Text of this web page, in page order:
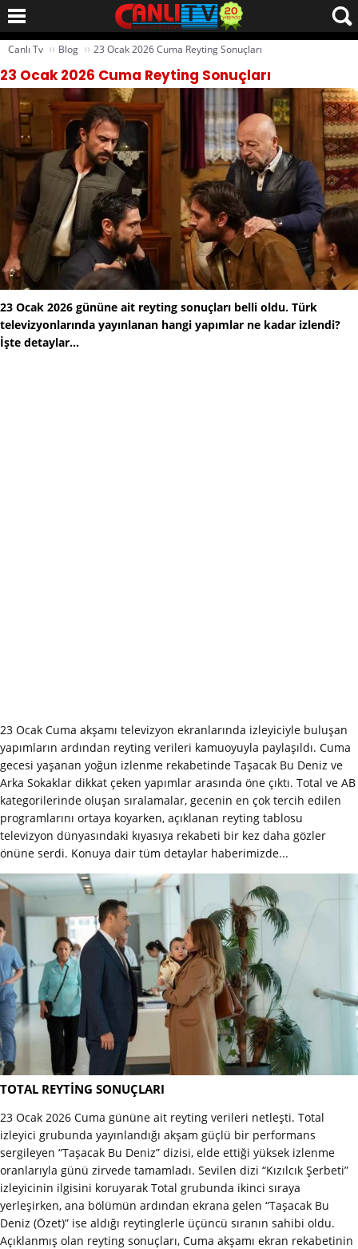
Canlı Tv ›› Blog ›› 23 Ocak 2026 Cuma Reyting Sonuçları
23 Ocak 2026 Cuma Reyting Sonuçları
23 Ocak 2026 gününe ait reyting sonuçları belli oldu. Türk
televizyonlarında yayınlanan hangi yapımlar ne kadar izlendi?
İşte detaylar...
23 Ocak Cuma akşamı televizyon ekranlarında izleyiciyle buluşan
yapımların ardından reyting verileri kamuoyuyla paylaşıldı. Cuma
gecesi yaşanan yoğun izlenme rekabetinde Taşacak Bu Deniz ve
Arka Sokaklar dikkat çeken yapımlar arasında öne çıktı. Total ve AB
kategorilerinde oluşan sıralamalar, gecenin en çok tercih edilen
programlarını ortaya koyarken, açıklanan reyting tablosu
televizyon dünyasındaki kıyasıya rekabeti bir kez daha gözler
önüne serdi. Konuya dair tüm detaylar haberimizde...
TOTAL REYTİNG SONUÇLARI
23 Ocak 2026 Cuma gününe ait reyting verileri netleşti. Total
izleyici grubunda yayınlandığı akşam güçlü bir performans
sergileyen “Taşacak Bu Deniz” dizisi, elde ettiği yüksek izlenme
oranlarıyla günü zirvede tamamladı. Sevilen dizi “Kızılcık Şerbeti”
izleyicinin ilgisini koruyarak Total grubunda ikinci sıraya
yerleşirken, ana bölümün ardından ekrana gelen “Taşacak Bu
Deniz (Özet)” ise aldığı reytinglerle üçüncü sıranın sahibi oldu.
Açıklanmış olan reyting sonuçları, Cuma akşamı ekran rekabetinin